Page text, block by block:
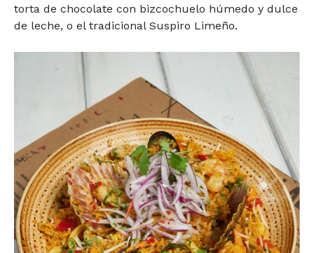
torta de chocolate con bizcochuelo húmedo y dulce
de leche, o el tradicional Suspiro Limeño.